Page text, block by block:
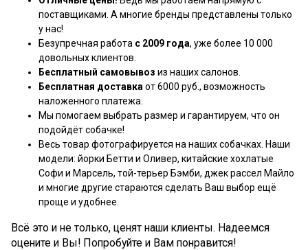
поставщиками. А многие бренды представлены только
у нас!
Безупречная работа с 2009 года, уже более 10 000
довольных клиентов.
Бесплатный самовывоз из наших салонов.
Бесплатная доставка от 6000 руб., возможность
наложенного платежа.
Мы помогаем выбрать размер и гарантируем, что он
подойдёт собачке!
Весь товар фотографируется на наших собачках. Наши
модели: йорки Бетти и Оливер, китайские хохлатые
Софи и Марсель, той-терьер Бэмби, джек рассел Майло
и многие другие стараются сделать Ваш выбор ещё
проще и удобнее.
Всё это и не только, ценят наши клиенты. Надеемся
оцените и Вы! Попробуйте и Вам понравится!